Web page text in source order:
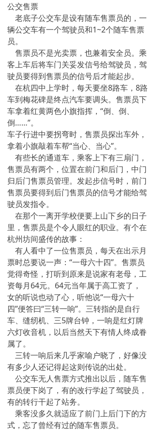
公交售票
老底子公交车是设有随车售票员的，一
辆公交车有一个驾驶员和1~2个随车售票
员。
售票员不是光卖票，也兼着安全员。乘
客上车后将车门关妥发信号给驾驶员，驾
驶员要得到售票员的信号后才能起步。
在杭四中上学时，每天要坐8路车，8路
车到梅花碑是终点汽车要调头。售票员下
车拿着红黄两色小旗指挥，“倒、倒、
倒……”。
车子行进中要拐弯时，售票员探出车外，
拿着小旗敲着车帮“当心、当心”。
有些长的通道车，乘客上下有三扇门，
售票员有两个，位置在前门和后门，中门
归后门售票员管理。发起步信号时，前门
售票员要得到后门售票员的信号才能给驾
驶员发指令。
在那个一离开学校便要上山下乡的日子
里，售票员是个令人眼红的职业。有个在
杭州坊间盛传的故事：
有人看中了一位售票员，每天在出示月
票时总要说一声：“一母六十四”。售票员
觉得奇怪，打听到原来是说家有老母，工
资每月64元。64元当年属于高工资了，
女的听说也动了心，听他说“一母六十
四”便答曰“三转一响”。三转指的是自行
车、缝纫机、三5牌台钟，一响是红灯牌
六灯收音机，以后当然天下有情人终成眷
属了。
三转一响后来几乎家喻户晓了，好像没
有多少人还记得起这则传说的出处。
公交车无人售票方式推出以后，随车售
票员便下岗了，有的改行学起了驾驶员，
有的转行干起了站务。
乘客没多久就适应了前门上后门下的方
式，忘了曾经有过的随车售票员。